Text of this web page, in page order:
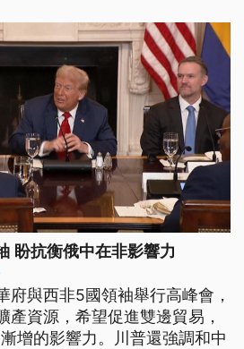
盼抗衡俄中在非影響力
府與西非5國領袖舉行高峰會，
產資源，希望促進雙邊貿易，
增的影響力。川普還強調和中